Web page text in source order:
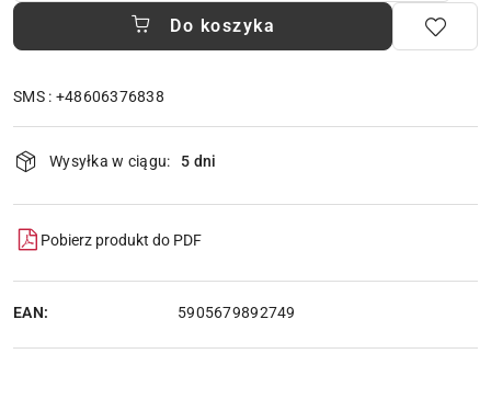
Do koszyka
SMS : +48606376838
i
dostawa
Wysyłka w ciągu: 5 dni
Pobierz produkt do PDF
EAN: 5905679892749